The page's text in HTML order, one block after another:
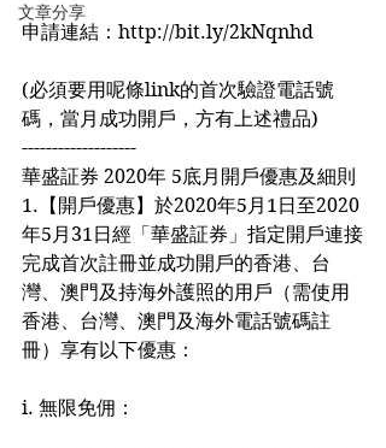
文章分享
申請連結：http://bit.ly/2kNqnhd
(必須要用呢條link的首次驗證電話號
碼，當月成功開戶，方有上述禮品)
-------------------
華盛証券 2020年 5底月開戶優惠及細則
1.【開戶優惠】於2020年5月1日至2020
年5月31日經「華盛証券」指定開戶連接
完成首次註冊並成功開戶的香港、台
灣、澳門及持海外護照的用戶（需使用
香港、台灣、澳門及海外電話號碼註
冊）享有以下優惠：
i. 無限免佣：